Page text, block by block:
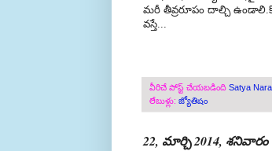
మరీ తీవ్రరూపం దాల్చి
వస్తే...
వీరిచే పోస్ట్ చేయబడింది Satya
లేబుళ్లు: జ్యోతిషం
22, మార్చి 2014, శనివారం